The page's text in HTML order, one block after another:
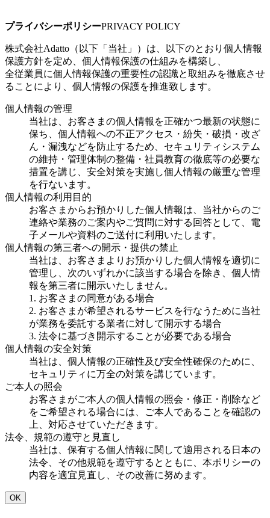
プライバシーポリシーPRIVACY POLICY
株式会社Adatto（以下「当社」）は、以下のとおり個人情報
保護方針を定め、個人情報保護の仕組みを構築し、
全従業員に個人情報保護の重要性の認識と取組みを徹底させ
ることにより、個人情報の保護を推進致します。
個人情報の管理
当社は、お客さまの個人情報を正確かつ最新の状態に
保ち、個人情報への不正アクセス・紛失・破損・改ざ
ん・漏洩などを防止するため、セキュリティシステム
の維持・管理体制の整備・社員教育の徹底等の必要な
措置を講じ、安全対策を実施し個人情報の厳重な管理
を行ないます。
個人情報の利用目的
お客さまからお預かりした個人情報は、当社からのご
連絡や業務のご案内やご質問に対する回答として、電
子メールや資料のご送付に利用いたします。
個人情報の第三者への開示・提供の禁止
当社は、お客さまよりお預かりした個人情報を適切に
管理し、次のいずれかに該当する場合を除き、個人情
報を第三者に開示いたしません。
1. お客さまの同意がある場合
2. お客さまが希望されるサービスを行なうために当社
が業務を委託する業者に対して開示する場合
3. 法令に基づき開示することが必要である場合
個人情報の安全対策
当社は、個人情報の正確性及び安全性確保のために、
セキュリティに万全の対策を講じています。
ご本人の照会
お客さまがご本人の個人情報の照会・修正・削除など
をご希望される場合には、ご本人であることを確認の
上、対応させていただきます。
法令、規範の遵守と見直し
当社は、保有する個人情報に関して適用される日本の
法令、その他規範を遵守するとともに、本ポリシーの
内容を適宜見直し、その改善に努めます。
OK